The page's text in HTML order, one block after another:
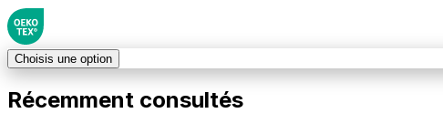
Choisis une option
Récemment consultés